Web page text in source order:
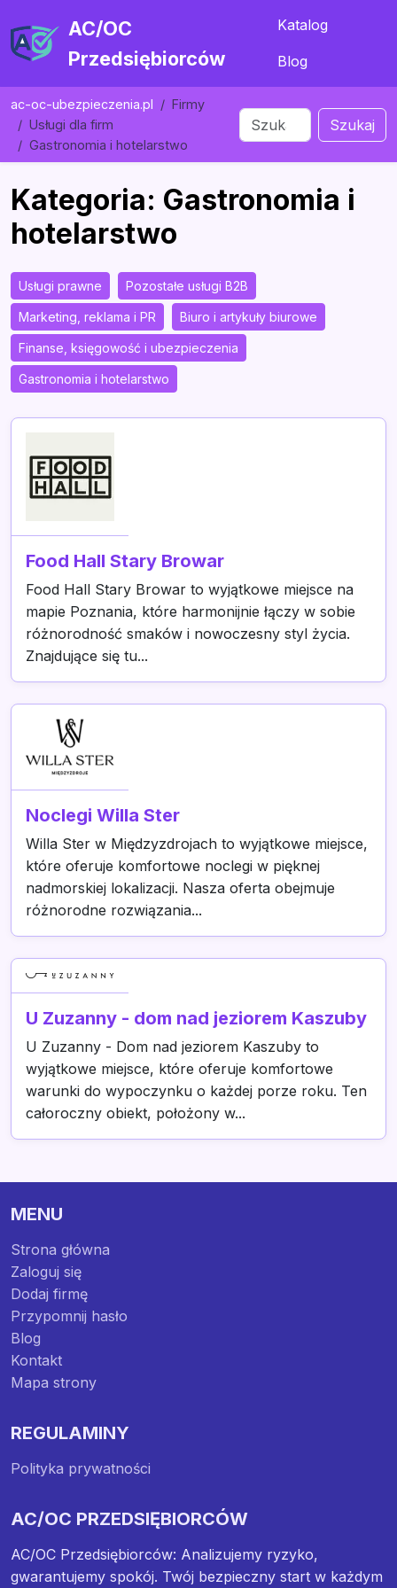
AC/OC
Przedsiębiorców
Katalog
Blog
ac-oc-ubezpieczenia.pl
Firmy
Usługi dla firm
Gastronomia i hotelarstwo
Szukaj
Kategoria: Gastronomia i
hotelarstwo
Usługi prawne Pozostałe usługi B2B
Marketing, reklama i PR Biuro i artykuły biurowe
Finanse, księgowość i ubezpieczenia
Gastronomia i hotelarstwo
Food Hall Stary Browar
Food Hall Stary Browar to wyjątkowe miejsce na
mapie Poznania, które harmonijnie łączy w sobie
różnorodność smaków i nowoczesny styl życia.
Znajdujące się tu...
Noclegi Willa Ster
Willa Ster w Międzyzdrojach to wyjątkowe miejsce,
które oferuje komfortowe noclegi w pięknej
nadmorskiej lokalizacji. Nasza oferta obejmuje
różnorodne rozwiązania...
U Zuzanny - dom nad jeziorem Kaszuby
U Zuzanny - Dom nad jeziorem Kaszuby to
wyjątkowe miejsce, które oferuje komfortowe
warunki do wypoczynku o każdej porze roku. Ten
całoroczny obiekt, położony w...
MENU
Strona główna
Zaloguj się
Dodaj firmę
Przypomnij hasło
Blog
Kontakt
Mapa strony
REGULAMINY
Polityka prywatności
AC/OC PRZEDSIĘBIORCÓW
AC/OC Przedsiębiorców: Analizujemy ryzyko,
gwarantujemy spokój. Twój bezpieczny start w każdym